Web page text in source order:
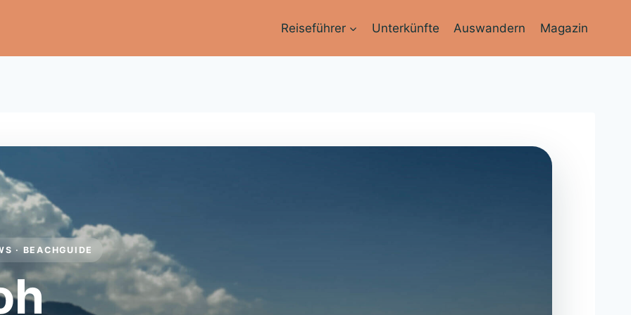
Reiseführer Unterkünfte Auswandern Magazin
· BEACHGUIDE